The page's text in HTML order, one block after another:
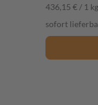
436,15 € / 1 kg
sofort